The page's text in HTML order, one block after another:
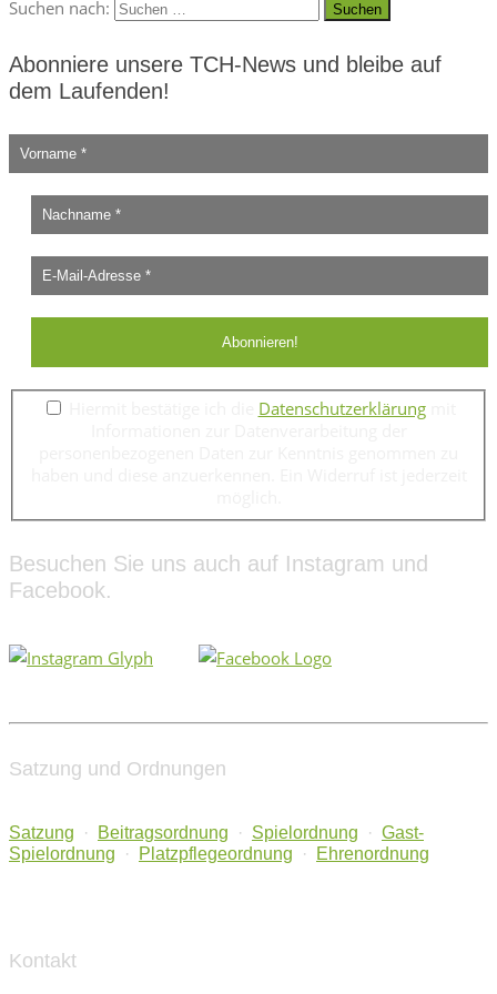
Suchen nach:
Abonniere unsere TCH-News und bleibe auf
dem Laufenden!
Datenschutzerklärungmit
Besuchen Sie uns auch auf Instagram und
Facebook.
Satzung und Ordnungen
Satzung · Beitragsordnung · Spielordnung · Gast-
Spielordnung
· Platzpflegeordnung · Ehrenordnung
Kontakt